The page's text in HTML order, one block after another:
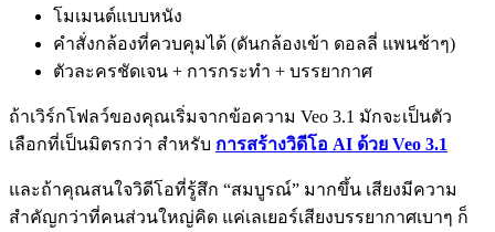
โมเมนต์แบบหนัง
คำสั่งกล้องที่ควบคุมได้ (ดันกล้องเข้า ดอลลี่ แพนช้าๆ)
ตัวละครชัดเจน + การกระทำ + บรรยากาศ
ถ้าเวิร์กโฟลว์ของคุณเริ่มจากข้อความ Veo 3.1 มักจะเป็นตัว
เลือกที่เป็นมิตรกว่า สำหรับ การสร้างวิดีโอ AI ด้วย Veo 3.1
และถ้าคุณสนใจวิดีโอที่รู้สึก “สมบูรณ์” มากขึ้น เสียงมีความ
สำคัญกว่าที่คนส่วนใหญ่คิด แค่เลเยอร์เสียงบรรยากาศเบาๆ ก็